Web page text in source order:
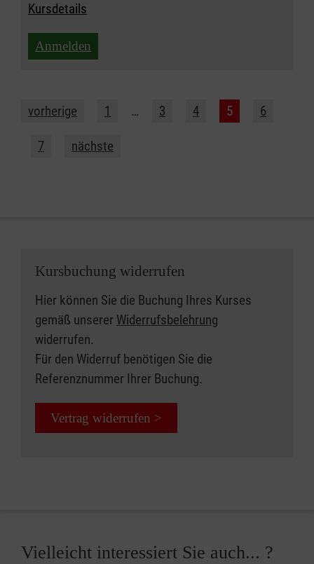
Kursdetails
Anmelden
vorherige 1 … 3 4 5 6
7 nächste
Kursbuchung widerrufen
Hier können Sie die Buchung Ihres Kurses
gemäß unserer Widerrufsbelehrung
widerrufen.
Für den Widerruf benötigen Sie die
Referenznummer Ihrer Buchung.
Vertrag widerrufen >
Vielleicht interessiert Sie auch... ?